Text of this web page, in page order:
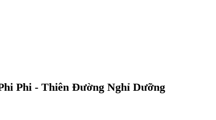
Phi - Thiên Đường Nghỉ Dưỡng